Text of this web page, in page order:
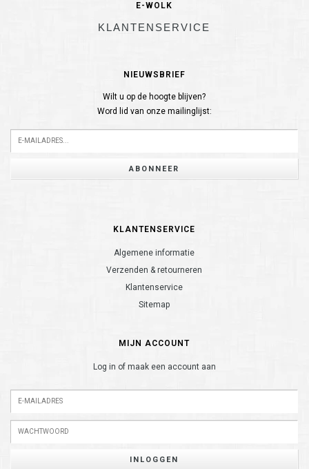
E-WOLK
KLANTENSERVICE
NIEUWSBRIEF
Wilt u op de hoogte blijven?
Word lid van onze mailinglijst:
ABONNEER
KLANTENSERVICE
Algemene informatie
Verzenden & retourneren
Klantenservice
Sitemap
MIJN ACCOUNT
Log in of maak een account aan
INLOGGEN